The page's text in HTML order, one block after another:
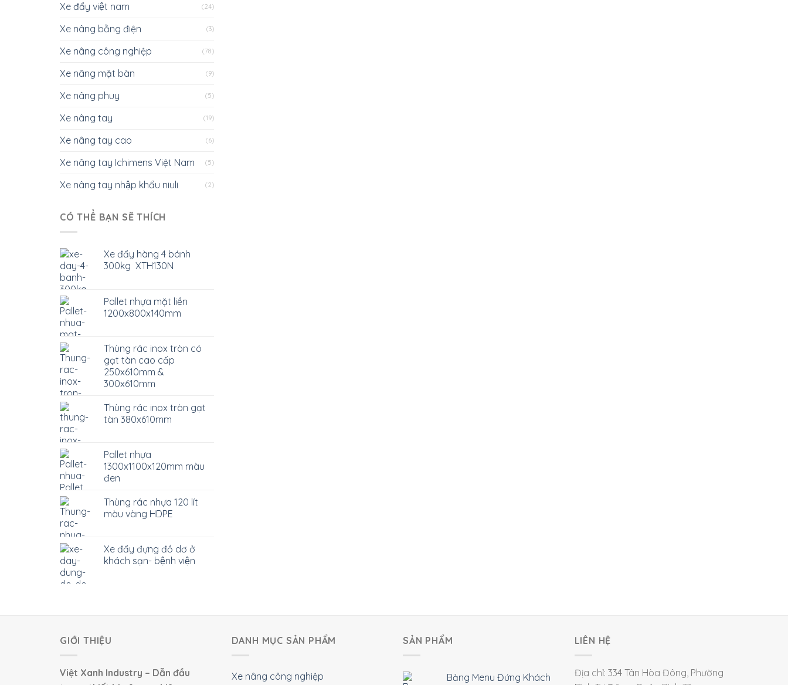
Xe đẩy việt nam (24)
Xe nâng bằng điện (3)
Xe nâng công nghiệp (78)
Xe nâng mặt bàn (9)
Xe nâng phuy (5)
Xe nâng tay (19)
Xe nâng tay cao (6)
Xe nâng tay Ichimens Việt Nam (5)
Xe nâng tay nhập khẩu niuli (2)
CÓ THỂ BẠN SẼ THÍCH
Xe đẩy hàng 4 bánh
300kg XTH130N
Pallet nhựa mặt liền
1200x800x140mm
Thùng rác inox tròn có
gạt tàn cao cấp
250x610mm &
300x610mm
Thùng rác inox tròn gạt
tàn 380x610mm
Pallet nhựa
1300x1100x120mm màu
đen
Thùng rác nhựa 120 lít
màu vàng HDPE
Xe đẩy đựng đồ dơ ở
khách sạn- bệnh viện
GIỚI THIỆU
Việt Xanh Industry – Dẫn đầu
DANH MỤC SẢN PHẨM
Xe nâng công nghiệp
SẢN PHẨM
Bảng Menu Đứng Khách
LIÊN HỆ
Địa chỉ: 334 Tân Hòa Đông, Phường